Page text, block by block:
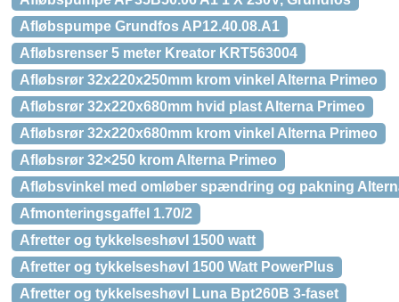
Afløbspumpe Grundfos AP12.40.08.A1
Afløbsrenser 5 meter Kreator KRT563004
Afløbsrør 32x220x250mm krom vinkel Alterna Primeo
Afløbsrør 32x220x680mm hvid plast Alterna Primeo
Afløbsrør 32x220x680mm krom vinkel Alterna Primeo
Afløbsrør 32×250 krom Alterna Primeo
Afløbsvinkel med omløber spændring og pakning
Afmonteringsgaffel 1.70/2
Afretter og tykkelseshøvl 1500 watt
Afretter og tykkelseshøvl 1500 Watt PowerPlus
Afretter og tykkelseshøvl Luna Bpt260B 3-faset